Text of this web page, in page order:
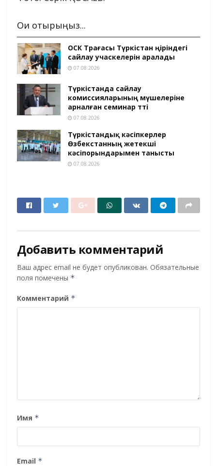
Оқи отырыңыз...
ОСК Төрағасы Түркістан өңіріндегі
сайлау учаскелерін аралады
07.08.2026
Түркістанда сайлау
комиссияларының мүшелеріне
арналған семинар өтті
07.08.2026
Түркістандық кәсіпкерлер
Өзбекстанның жетекші
кәсіпорындарымен танысты
07.08.2026
Добавить комментарий
Ваш адрес email не будет опубликован. Обязательные
поля помечены *
Комментарий *
Имя *
Email *